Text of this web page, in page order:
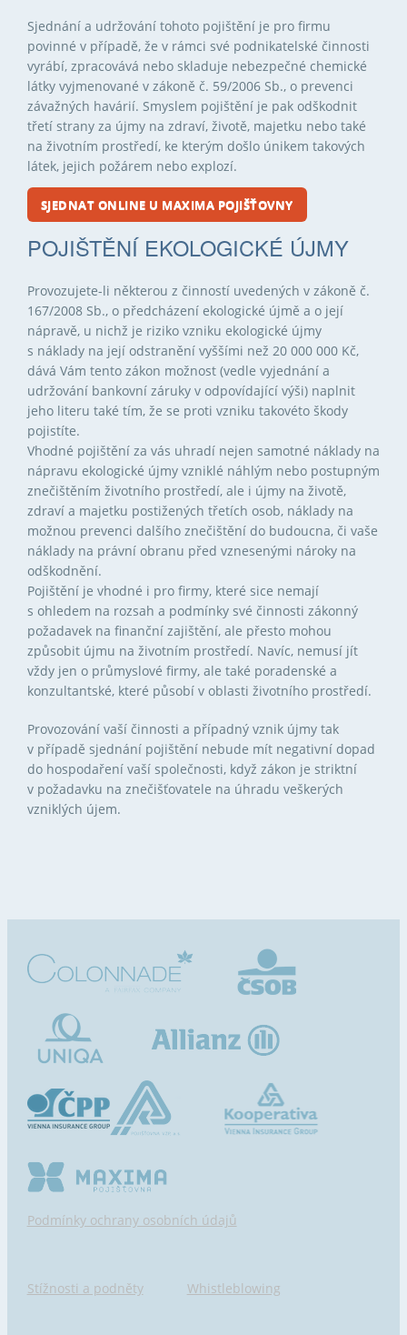
Sjednání a udržování tohoto pojištění je pro firmu
povinné v případě, že v rámci své podnikatelské činnosti
vyrábí, zpracovává nebo skladuje nebezpečné chemické
látky vyjmenované v zákoně č. 59/2006 Sb., o prevenci
závažných havárií. Smyslem pojištění je pak odškodnit
třetí strany za újmy na zdraví, životě, majetku nebo také
na životním prostředí, ke kterým došlo únikem takových
látek, jejich požárem nebo explozí.
SJEDNAT ONLINE U MAXIMA POJIŠŤOVNY
POJIŠTĚNÍ EKOLOGICKÉ ÚJMY
Provozujete-li některou z činností uvedených v zákoně č.
167/2008 Sb., o předcházení ekologické újmě a o její
nápravě, u nichž je riziko vzniku ekologické újmy
s náklady na její odstranění vyššími než 20 000 000 Kč,
dává Vám tento zákon možnost (vedle vyjednání a
udržování bankovní záruky v odpovídající výši) naplnit
jeho literu také tím, že se proti vzniku takovéto škody
pojistíte.
Vhodné pojištění za vás uhradí nejen samotné náklady na
nápravu ekologické újmy vzniklé náhlým nebo postupným
znečištěním životního prostředí, ale i újmy na životě,
zdraví a majetku postižených třetích osob, náklady na
možnou prevenci dalšího znečištění do budoucna, či vaše
náklady na právní obranu před vznesenými nároky na
odškodnění.
Pojištění je vhodné i pro firmy, které sice nemají
s ohledem na rozsah a podmínky své činnosti zákonný
požadavek na finanční zajištění, ale přesto mohou
způsobit újmu na životním prostředí. Navíc, nemusí jít
vždy jen o průmyslové firmy, ale také poradenské a
konzultantské, které působí v oblasti životního prostředí.
Provozování vaší činnosti a případný vznik újmy tak
v případě sjednání pojištění nebude mít negativní dopad
do hospodaření vaší společnosti, když zákon je striktní
v požadavku na znečišťovatele na úhradu veškerých
vzniklých újem.
Podmínky ochrany osobních údajů
Stížnosti a podněty Whistleblowing